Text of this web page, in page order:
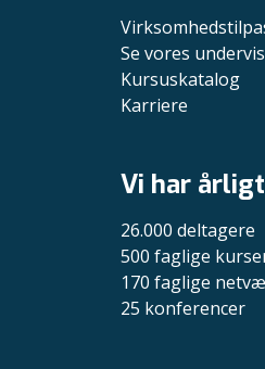
Se vores
Kursuskatalog
Karriere
Vi har
26.000 deltagere
500 faglige
170 faglige
25 konferencer